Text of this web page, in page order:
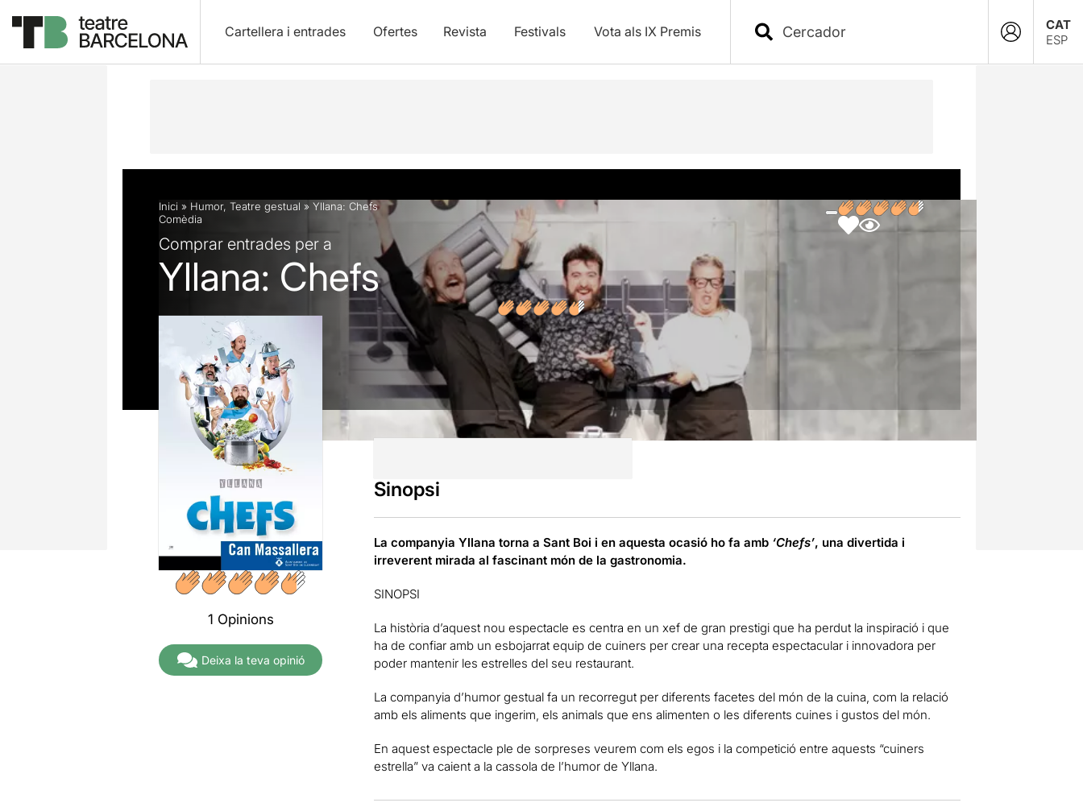
Cartellera i entrades Ofertes Revista Festivals Vota als IX Premis
CAT
ESP
Descripció Fitxa artística Fotos i vídeos Opinions
Inici » Humor, Teatre gestual » Yllana: Chefs
Comèdia
Comprar entrades per a
Yllana: Chefs
1 Opinions
Deixa la teva opinió
Sinopsi
La companyia Yllana torna a Sant Boi i en aquesta ocasió ho fa amb ‘Chefs’, una divertida i
irreverent mirada al fascinant món de la gastronomia.
SINOPSI
La història d’aquest nou espectacle es centra en un xef de gran prestigi que ha perdut la inspiració i que
ha de confiar amb un esbojarrat equip de cuiners per crear una recepta espectacular i innovadora per
poder mantenir les estrelles del seu restaurant.
La companyia d’humor gestual fa un recorregut per diferents facetes del món de la cuina, com la relació
amb els aliments que ingerim, els animals que ens alimenten o les diferents cuines i gustos del món.
En aquest espectacle ple de sorpreses veurem com els egos i la competició entre aquests “cuiners
estrella” va caient a la cassola de l’humor de Yllana.